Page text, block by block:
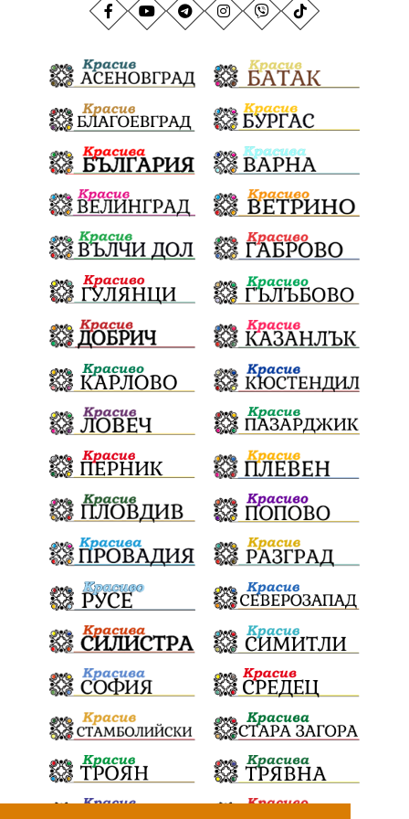
АндрейГюров НационаленРекорд Даулите
Отговорност БългарскиДух ОбщинскиСъвет
Полиграф ДетекторНаЛъжата МВР
ОбезпечителниМерки МестнаВласт Котел
СИК Ружица РайнаКнягиня
ВеселинОрешков Шофьори
НационаленШампион ОрлинОрлиновЕнчев
ВСС СъдебнаРеформа Шантаж
ПолитическиНатиск ЗаплахаЗаАрест
ПартияВеличие ЕкатеринаДафовска Тракия
ПТП Сливен КварталРечица Данъци
ПътнаИнфраструктура Асфалт
БрашноСтоименов ИстинскиХляб
БългарскоКачество Запис
ПолитическоЗадкулисие Микродрон
КомарДрон КитайскаТехнология
ВоенниТехнологии Наркотици